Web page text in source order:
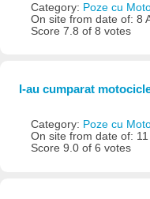
Category: Poze cu
On site from date of: 8
Score 7.8 of 8 votes
I-au cumparat
Category: Poze cu
On site from date of:
Score 9.0 of 6 votes